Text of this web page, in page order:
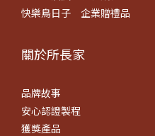
快樂鳥日子
企業贈禮品
關於所長​家
品牌故事
安心認證製程
獲獎產品